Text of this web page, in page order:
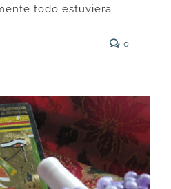
todo estuviera
0